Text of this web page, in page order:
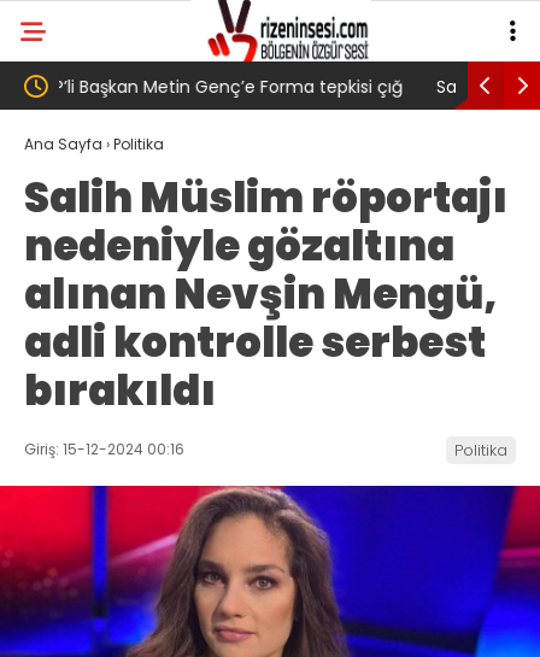
Salah transferi sonrası 6661 forma alan
belediye başkanına ‘Kimin parasıyla’ sorusu
Pazarlı
Ana Sayfa ›Politika
Salih Müslim röportajı
nedeniyle gözaltına
alınan Nevşin Mengü,
adli kontrolle serbest
bırakıldı
Giriş: 15-12-2024 00:16 Politika